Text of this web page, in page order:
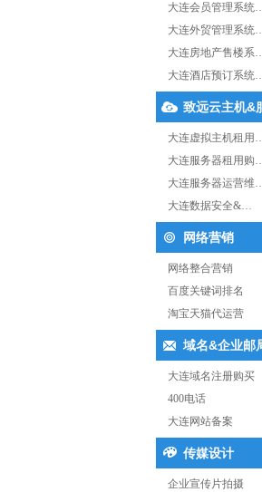
大连会员管理系统
大连外贸管理系统
大连房地产售楼系
大连酒店预订系统
致远云主机&
大连虚拟主机租用
大连服务器租用购
大连服务器运营维
大连数据安全&…
网络营销
网络整合营销
百度关键词排名
淘宝天猫代运营
域名&企业邮
大连域名注册购买
400电话
大连网站备案
传媒设计
企业宣传片拍摄